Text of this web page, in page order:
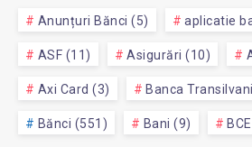
Anunțuri Bănci (5) aplicatie
ASF (11) Asigurări (10)
Axi Card (3) Banca
Bănci (551) Bani (9)